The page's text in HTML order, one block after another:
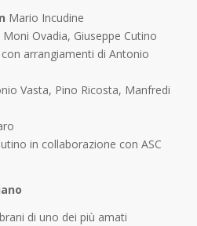
Mario Incudine
Ovadia, Giuseppe Cutino
arrangiamenti di Antonio
Vasta, Pino Ricosta, Manfredi
in collaborazione con ASC
di uno dei più amati